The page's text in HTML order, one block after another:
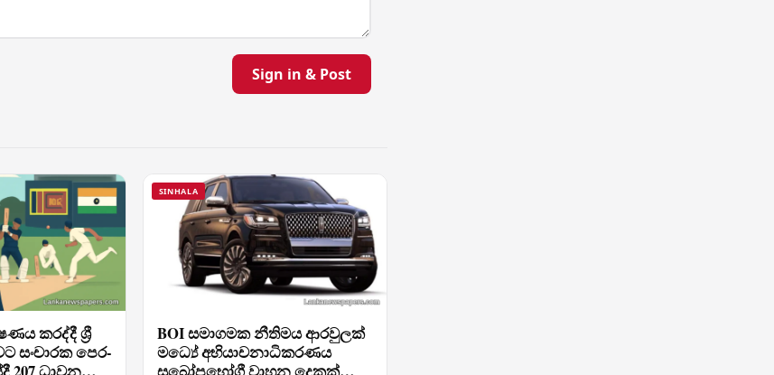
Sign in & Post
කරද්දී ශ්‍රී
සංචාරක පෙර-
SINHALA
BOI සමාගමක නීතිමය ආරවුලක්
මධ්‍යේ අභියාචනාධිකරණය